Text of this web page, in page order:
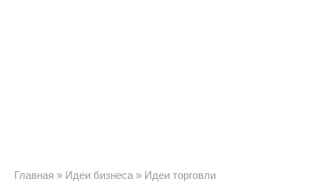
Главная » Идеи бизнеса » Идеи торговли